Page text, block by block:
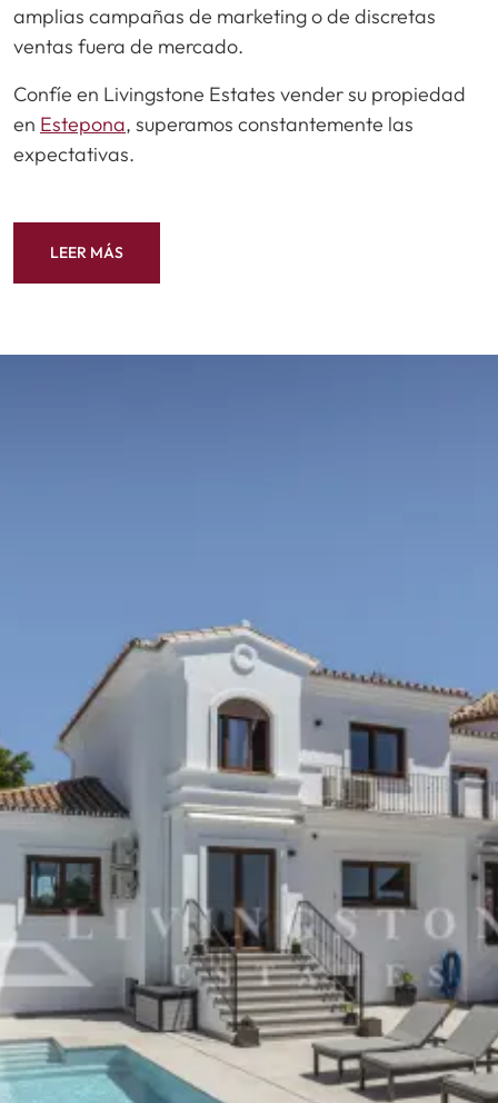
amplias campañas de marketing o de discretas
ventas fuera de mercado.
Confíe en Livingstone Estates vender su propiedad
en Estepona, superamos constantemente las
expectativas.
LEER MÁS